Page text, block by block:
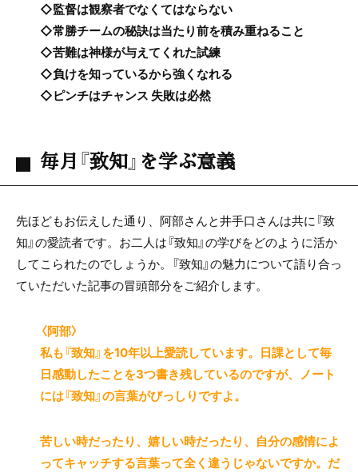
◇監督は観察者でなくてはならない
◇常勝チームの秘訣は当たり前を積み重ねること
◇苦難は神様が与えてくれた試練
◇負けを知っているから強くなれる
◇ピンチはチャンス 失敗は必然
毎月『致知』を学ぶ意義
先ほどもお伝えした通り、阿部さんと井手口さんは共に『致
知』の愛読者です。お二人は『致知』の学びをどのように活か
してこられたのでしょうか。『致知』の魅力について語り合っ
ていただいた記事の冒頭部分をご紹介します。
〈阿部〉
私も『致知』を10年以上愛読しています。日課として毎
日感動したことを3つ書き残しているのですが、ノート
には『致知』の言葉がびっしりですよ。
苦しい時だったり、嬉しい時だったり、自分の感情によ
ってキャッチする言葉って全く違うじゃないですか。だ